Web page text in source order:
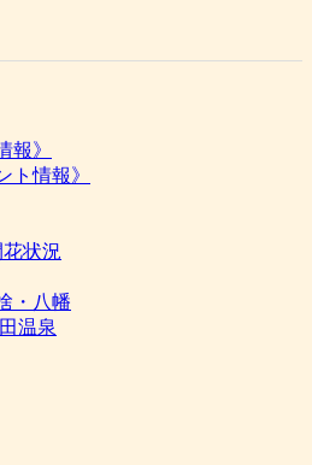
報》
ト情報》
状況
・八幡
温泉